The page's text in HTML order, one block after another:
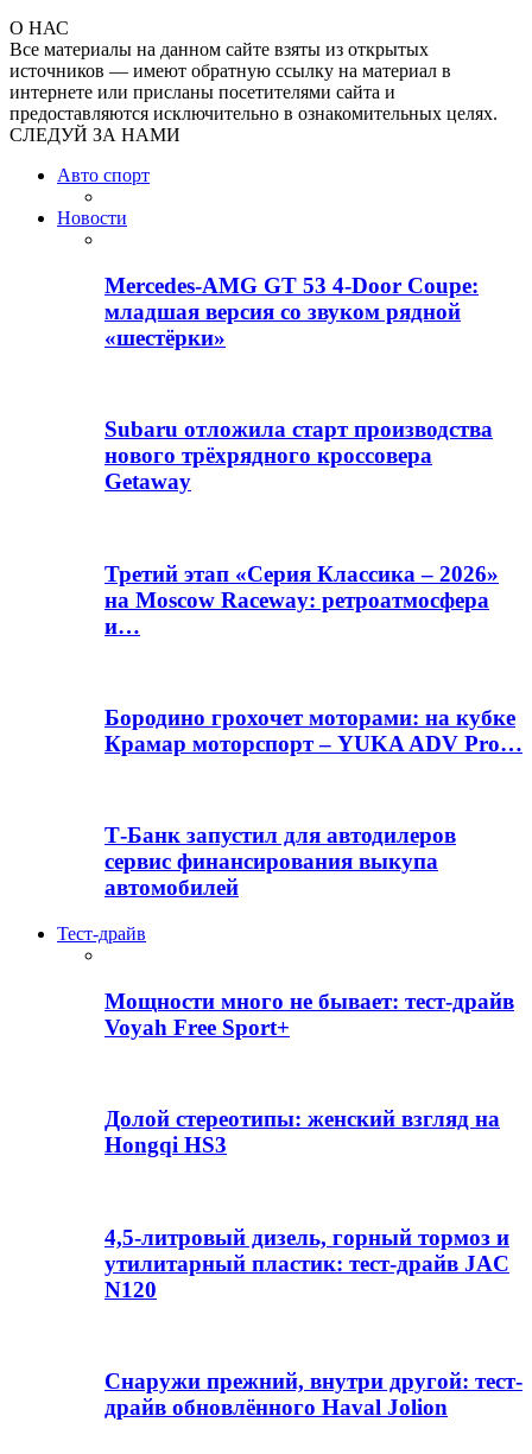
О НАС
Все материалы на данном сайте взяты из открытых
источников — имеют обратную ссылку на материал в
интернете или присланы посетителями сайта и
предоставляются исключительно в ознакомительных целях.
СЛЕДУЙ ЗА НАМИ
Авто спорт
Новости
Mercedes-AMG GT 53 4-Door Coupe:
младшая версия со звуком рядной
«шестёрки»
Subaru отложила старт производства
нового трёхрядного кроссовера
Getaway
Третий этап «Серия Классика – 2026»
на Moscow Raceway: ретроатмосфера
и…
Бородино грохочет моторами: на кубке
Крамар моторспорт – YUKA ADV Pro…
Т-Банк запустил для автодилеров
сервис финансирования выкупа
автомобилей
Тест-драйв
Мощности много не бывает: тест-драйв
Voyah Free Sport+
Долой стереотипы: женский взгляд на
Hongqi HS3
4,5-литровый дизель, горный тормоз и
утилитарный пластик: тест-драйв JAC
N120
Снаружи прежний, внутри другой: тест-
драйв обновлённого Haval Jolion